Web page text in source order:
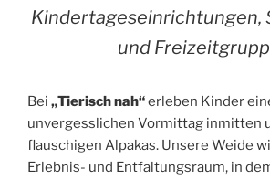
Kindertageseinrichtungen,
und
Bei „Tierisch nah“erleben Kinder
unvergesslichen Vormittag inmitten
flauschigen Alpakas. Unsere Weide
Erlebnis- und Entfaltungsraum, in